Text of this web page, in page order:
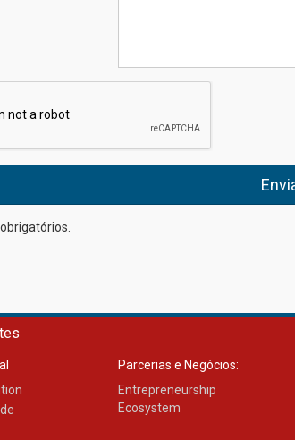
Parcerias e Negócios:
Entrepreneurship
Ecosystem